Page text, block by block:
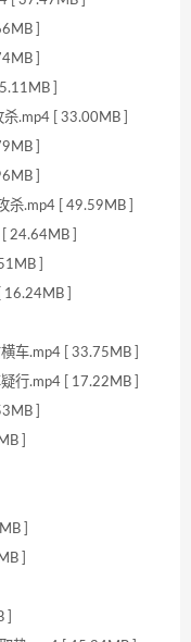
]
]
]
.mp4 [ 33.00MB ]
]
]
杀.mp4 [ 49.59MB ]
24.64MB ]
]
]
车.mp4 [ 33.75MB ]
行.mp4 [ 17.22MB ]
]
]
]
]